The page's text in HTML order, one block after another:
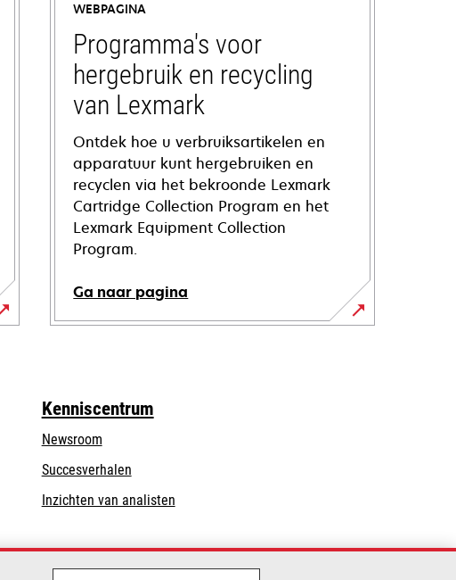
WEBPAGINA
Programma's voor
hergebruik en recycling
van Lexmark
Ontdek hoe u verbruiksartikelen en
apparatuur kunt hergebruiken en
recyclen via het bekroonde Lexmark
Cartridge Collection Program en het
Lexmark Equipment Collection
Program.
Ga naar pagina
Kenniscentrum
Newsroom
Succesverhalen
Inzichten van analisten